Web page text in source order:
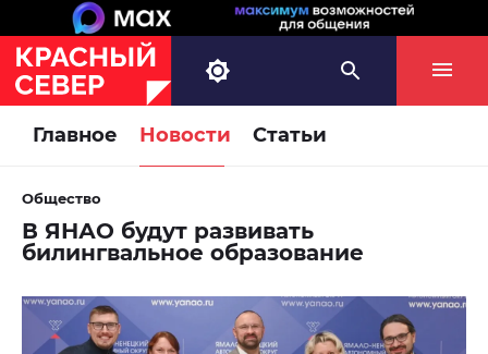
Главное Новости Статьи
Общество
В ЯНАО будут развивать
билингвальное образование